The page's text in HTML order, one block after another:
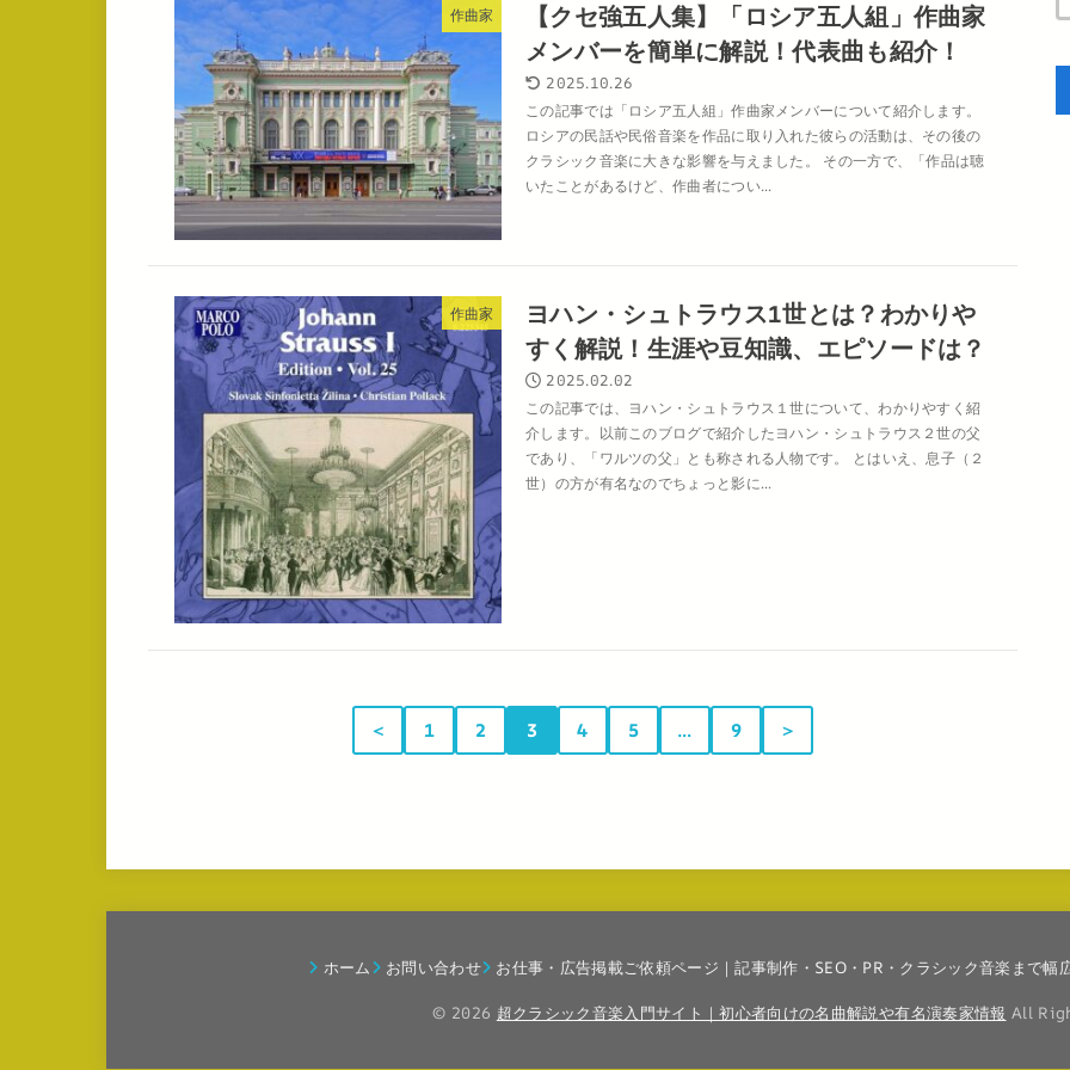
作曲家
【クセ強五人集】「ロシア五人組」作曲家
メンバーを簡単に解説！代表曲も紹介！
2025.10.26
この記事では「ロシア五人組」作曲家メンバーについて紹介します。
ロシアの民話や民俗音楽を作品に取り入れた彼らの活動は、その後の
クラシック音楽に大きな影響を与えました。 その一方で、「作品は聴
いたことがあるけど、作曲者につい...
作曲家
ヨハン・シュトラウス1世とは？わかりや
すく解説！生涯や豆知識、エピソードは？
2025.02.02
この記事では、ヨハン・シュトラウス１世について、わかりやすく紹
介します。以前このブログで紹介したヨハン・シュトラウス２世の父
であり、「ワルツの父」とも称される人物です。 とはいえ、息子（２
世）の方が有名なのでちょっと影に...
＜ 1 2 3 4 5 … 9 ＞
ホーム お問い合わせ お仕事・広告掲載ご依頼ページ｜記事制作・SEO・PR・クラシック音楽まで幅
© 2026 超クラシック音楽入門サイト｜初心者向けの名曲解説や有名演奏家情報 All